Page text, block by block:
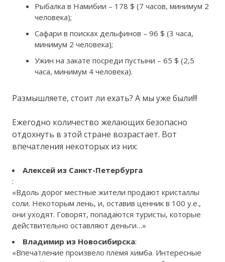
Рыбалка в Намибии – 178 $ (7 часов, минимум 2
человека);
Сафари в поисках дельфинов – 96 $ (3 часа,
минимум 2 человека);
Ужин на закате посреди пустыни – 65 $ (2,5
часа, минимум 4 человека).
Размышляете, стоит ли ехать? А мы уже были!!!
Ежегодно количество желающих безопасно
отдохнуть в этой стране возрастает. Вот
впечатления некоторых из них:
Алексей из Санкт-Петербурга
:
«Вдоль дорог местные жители продают кристаллы
соли. Некоторым лень, и, оставив ценник в 100 у.е.,
они уходят. Говорят, попадаются туристы, которые
действительно оставляют деньги…»
Владимир из Новосибирска:
«Впечатление произвело племя химба. Интересные